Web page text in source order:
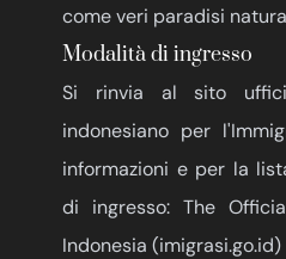
come veri paradisi
Modalità di ingresso
Si rinvia al sito
indonesiano per
informazioni e per la
di ingresso:The
Indonesia (imigrasi.go.id)